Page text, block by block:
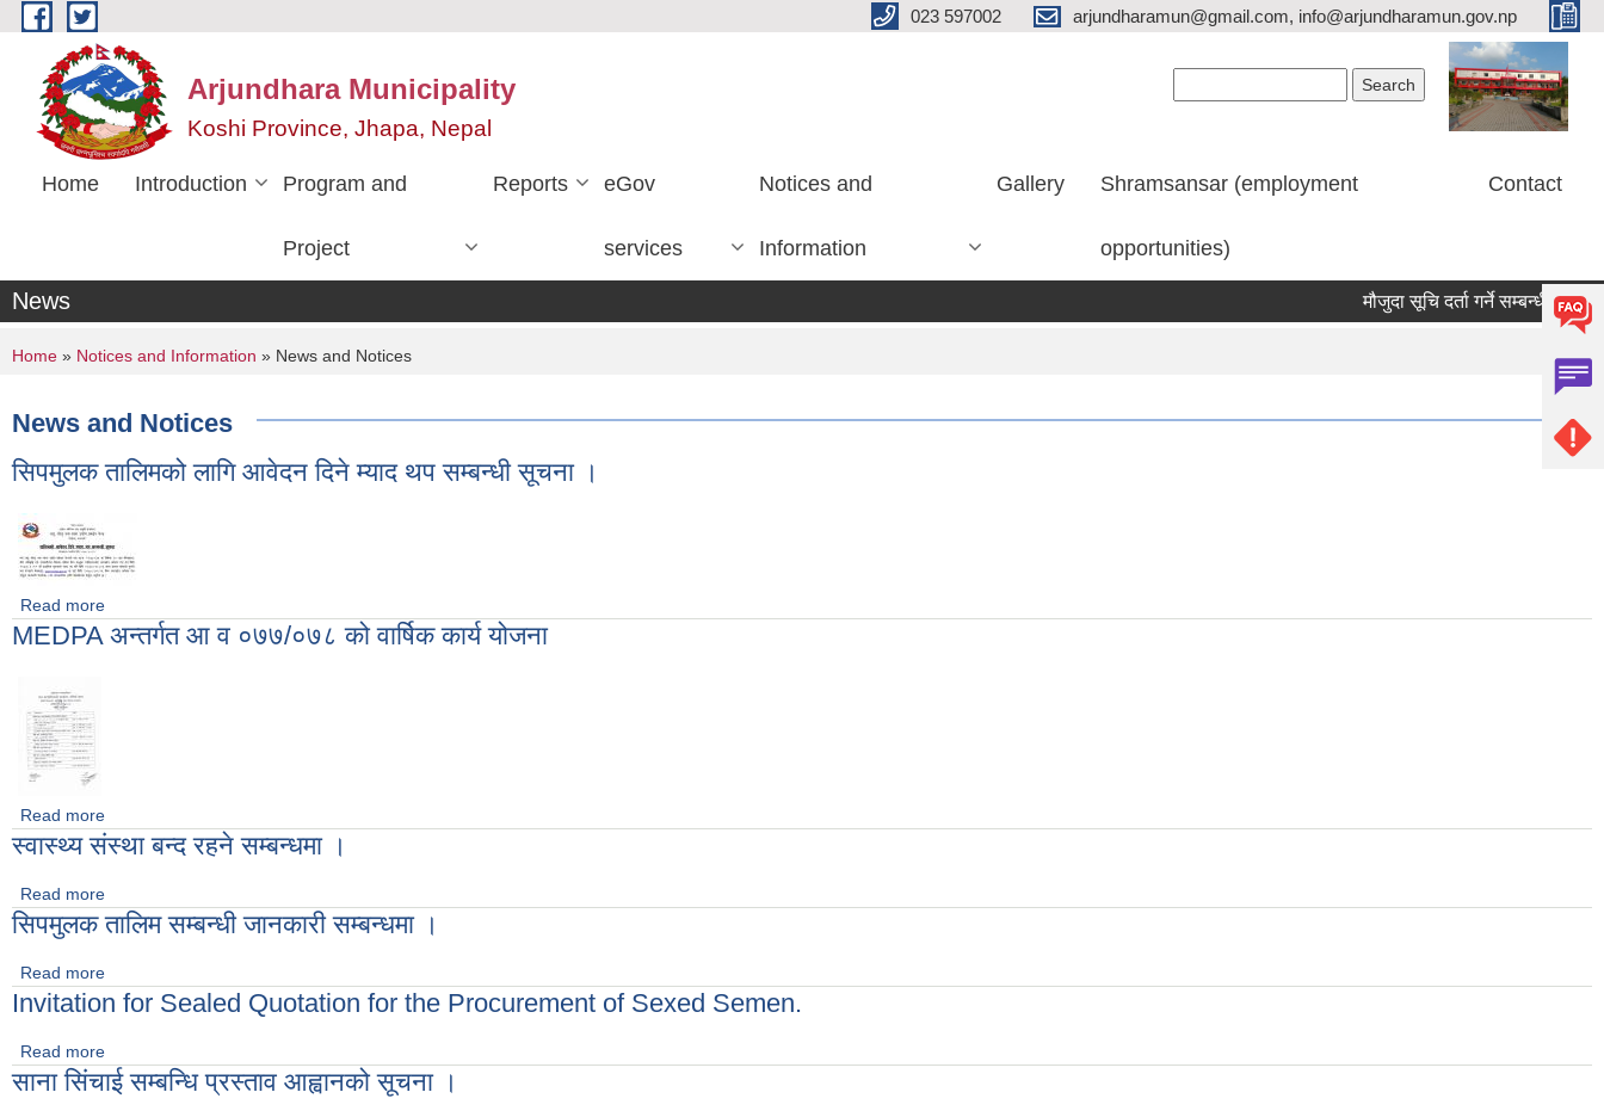
Skip to main content 023 597002 arjundharamun@gmail.com, info@arjundharamun.gov.np
Arjundhara Municipality
Koshi Province, Jhapa, Nepal
Home Introduction Program and
Project
Reports eGov
services
Notices and
Information
Gallery Shramsansar (employment
opportunities)
Contact
News मौजुदा सूचि दर्ता गर्ने सम्बन्धी सूचना।
You are here
Home » Notices and Information » News and Notices
News and Notices
सिपमुलक तालिमको लागि आवेदन दिने म्याद थप सम्बन्धी सूचना ।
Read more
MEDPA अन्तर्गत आ व ०७७/०७८ को वार्षिक कार्य योजना
Read more
स्वास्थ्य संस्था बन्द रहने सम्बन्धमा ।
Read more
सिपमुलक तालिम सम्बन्धी जानकारी सम्बन्धमा ।
Read more
Invitation for Sealed Quotation for the Procurement of Sexed Semen.
Read more
साना सिंचाई सम्बन्धि प्रस्ताव आह्वानको सूचना ।